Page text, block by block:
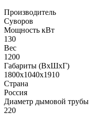
Производитель
Суворов
Мощность кВт
130
Вес
1200
Габариты (ВхШхГ)
1800х1040х1910
Страна
Россия
Диаметр дымовой трубы
220